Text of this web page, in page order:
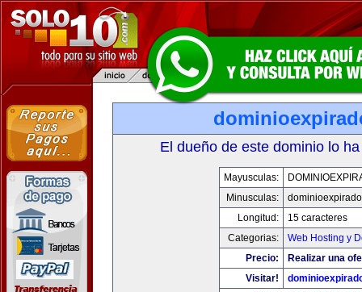
El dueño de este dominio lo
Mayusculas:
Minusculas:
Longitud:
15 caracteres
Categorias:
Web Hosting y
Precio:
Realizar una
Visitar!